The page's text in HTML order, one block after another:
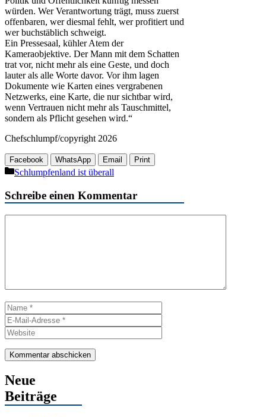
würden. Wer Verantwortung trägt, muss zuerst
offenbaren, wer diesmal fehlt, wer profitiert und
wer buchstäblich schweigt.
Ein Pressesaal, kühler Atem der
Kameraobjektive. Der Mann mit dem Schatten
trat vor, nicht mehr als eine Geste, und doch
lauter als alle Worte davor. Vor ihm lagen
Dokumente wie Karten eines vergrabenen
Netzwerks, eine Karte, die nur sichtbar wird,
wenn Vertrauen nicht mehr als Tauschmittel,
sondern als Pflicht gesehen wird.“
Chefschlumpf/copyright 2026
Facebook WhatsApp Email Print
Kategorien
Schlumpfenland ist überall
Schreibe einen Kommentar
Name
Mail-
Adresse
Neue
Beiträge